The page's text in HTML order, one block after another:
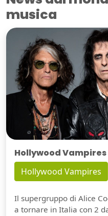
musica
Hollywood
Hollywood Vampires
Il supergruppo di Alice
a tornare in Italia con 2